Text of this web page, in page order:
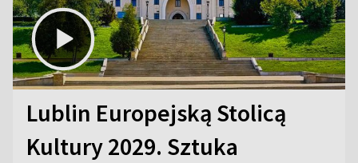
Lublin Europejską Stolicą
Kultury 2029. Sztuka